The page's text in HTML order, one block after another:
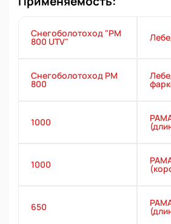
Снегоболотоход "РМ
800 UTV"
Снегоболотоход РМ
800
1000
1000
650